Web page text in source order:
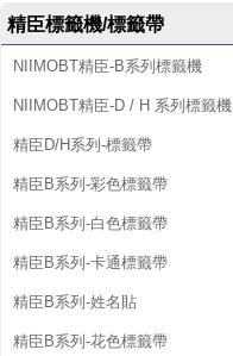
精臣標籤機/標籤帶
NIIMOBT精臣-B系列標籤機
NIIMOBT精臣-D / H 系列標籤機
精臣D/H系列-標籤帶
精臣B系列-彩色標籤帶
精臣B系列-白色標籤帶
精臣B系列-卡通標籤帶
精臣B系列-姓名貼
精臣B系列-花色標籤帶